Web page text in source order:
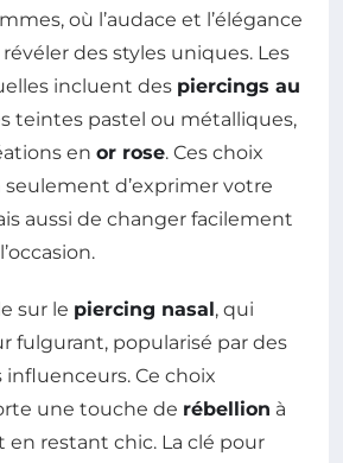
où l’audace et l’élégance
des styles uniques. Les
incluent des piercings au
teintes pastel ou métalliques,
en or rose. Ces choix
d’exprimer votre
aussi de changer facilement
sur le piercing nasal, qui
fulgurant, popularisé par des
Ce choix
une touche de rébellion à
en restant chic. La clé pour